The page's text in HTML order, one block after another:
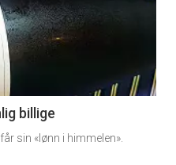
billige
sin «lønn i himmelen».